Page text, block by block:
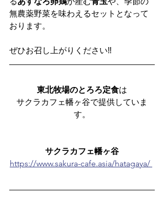
無農薬野菜を味わえるセットとなって
おります。
ぜひお召し上がりください‼️
東北牧場のとろろ定食は
サクラカフェ幡ヶ谷で提供していま
す。
サクラカフェ幡ヶ谷
https://www.sakura-cafe.asia/hatagaya/